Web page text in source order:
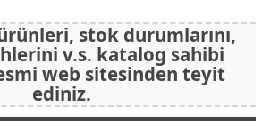
stok durumlarını,
v.s. katalog sahibi
web sitesinden teyit
ediniz.